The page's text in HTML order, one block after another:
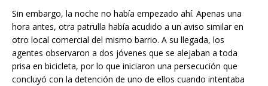
Sin embargo, la noche no había empezado ahí. Apenas una
hora antes, otra patrulla había acudido a un aviso similar en
otro local comercial del mismo barrio. A su llegada, los
agentes observaron a dos jóvenes que se alejaban a toda
prisa en bicicleta, por lo que iniciaron una persecución que
concluyó con la detención de uno de ellos cuando intentaba